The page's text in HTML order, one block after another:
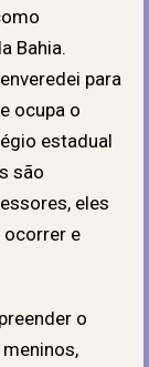
Bahia.
para
ocupa o
estadual
são
eles
e
o